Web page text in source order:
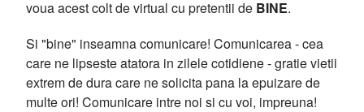
voua acest colt de virtual cu pretentii de BINE.
Si "bine" inseamna comunicare! Comunicarea - cea
care ne lipseste atatora in zilele cotidiene - gratie vietii
extrem de dura care ne solicita pana la epuizare de
multe ori! Comunicare intre noi si cu voi, impreuna!